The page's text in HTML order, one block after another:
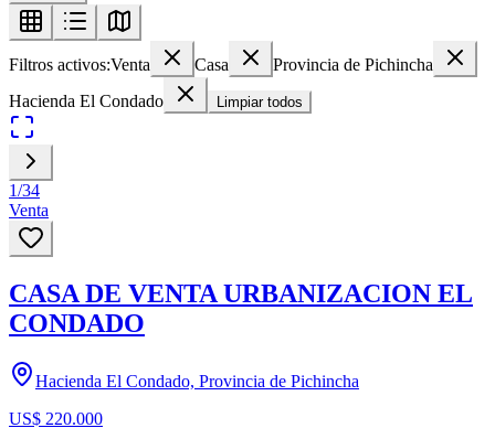
Filtros activos:Venta Casa
Provincia de Pichincha
Hacienda El Condado
Limpiar todos
1/34
Venta
CASA DE VENTA URBANIZACION EL
CONDADO
Hacienda El Condado, Provincia de Pichincha
US$ 220.000